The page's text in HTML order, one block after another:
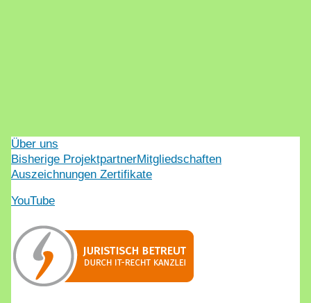
Über uns
Bisherige ProjektpartnerMitgliedschaften
Auszeichnungen Zertifikate
YouTube